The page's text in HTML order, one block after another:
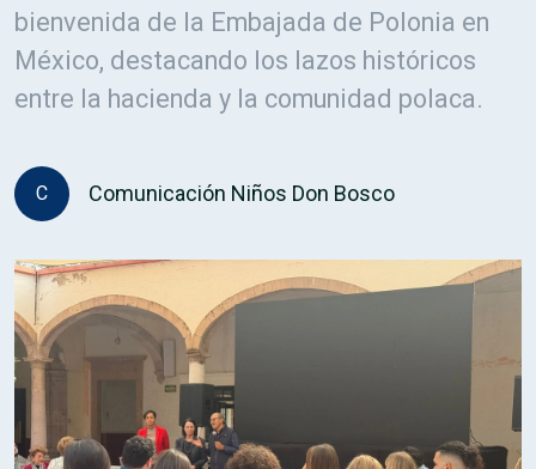
bienvenida de la Embajada de Polonia en
México, destacando los lazos históricos
entre la hacienda y la comunidad polaca.
C Comunicación Niños Don Bosco